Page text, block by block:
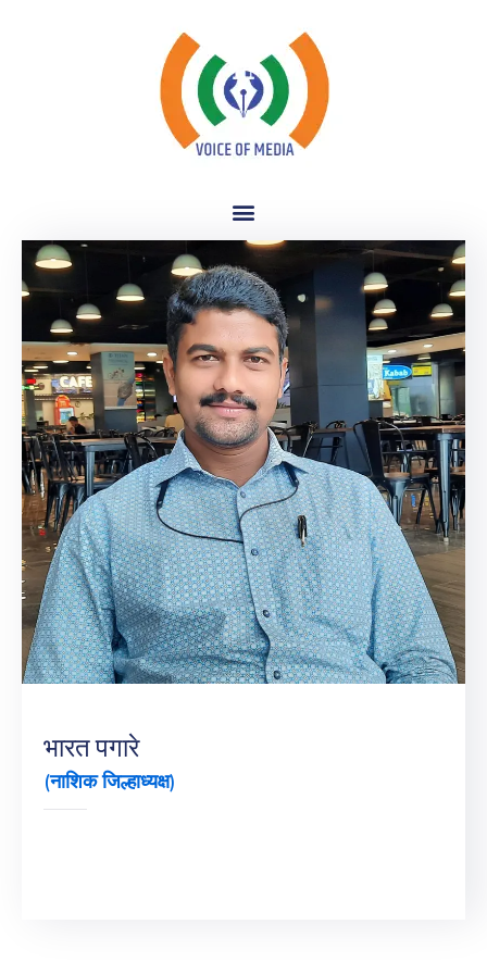
भारत पगारे
(नाशिक जिल्हाध्यक्ष)